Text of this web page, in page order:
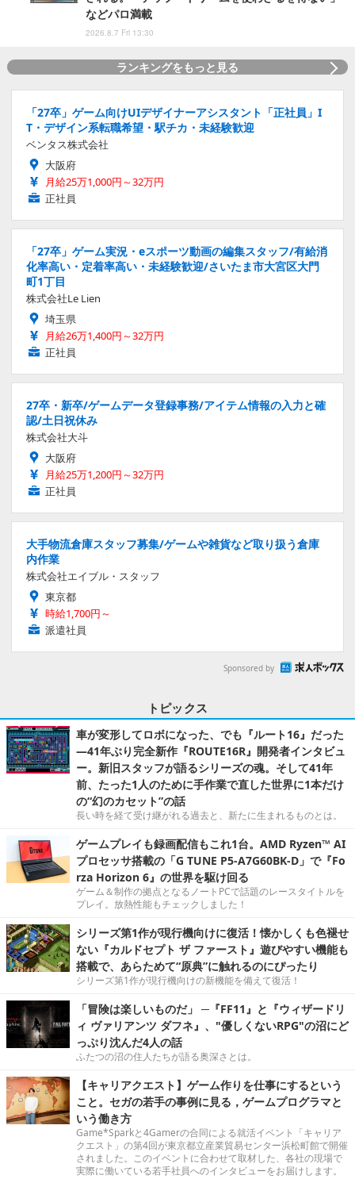
などパロ満載
2026.8.7 Fri 13:30
ランキングをもっと見る
「27卒」ゲーム向けUIデザイナーアシスタント「正社員」I
T・デザイン系転職希望・駅チカ・未経験歓迎
ベンタス株式会社
大阪府
月給25万1,000円～32万円
正社員
「27卒」ゲーム実況・eスポーツ動画の編集スタッフ/有給消
化率高い・定着率高い・未経験歓迎/さいたま市大宮区大門
町1丁目
株式会社Le Lien
埼玉県
月給26万1,400円～32万円
正社員
27卒・新卒/ゲームデータ登録事務/アイテム情報の入力と確
認/土日祝休み
株式会社大斗
大阪府
月給25万1,200円～32万円
正社員
大手物流倉庫スタッフ募集/ゲームや雑貨など取り扱う倉庫
内作業
株式会社エイブル・スタッフ
東京都
時給1,700円～
派遣社員
Sponsored by
トピックス
車が変形してロボになった、でも『ルート16』だった
―41年ぶり完全新作『ROUTE16R』開発者インタビュ
ー。新旧スタッフが語るシリーズの魂。そして41年
前、たった1人のために手作業で直した世界に1本だけ
の“幻のカセット”の話
長い時を経て受け継がれる過去と、新たに生まれるものとは。
ゲームプレイも録画配信もこれ1台。AMD Ryzen™ AI
プロセッサ搭載の「G TUNE P5-A7G60BK-D」で『Fo
rza Horizon 6』の世界を駆け回る
ゲーム＆制作の拠点となるノートPCで話題のレースタイトルを
プレイ。放熱性能もチェックしました！
シリーズ第1作が現行機向けに復活！懐かしくも色褪せ
ない『カルドセプト ザ ファースト』遊びやすい機能も
搭載で、あらためて“原典”に触れるのにぴったり
シリーズ第1作が現行機向けの新機能を備えて復活！
「冒険は楽しいものだ」 ─『FF11』と『ウィザードリ
ィ ヴァリアンツ ダフネ』、"優しくないRPG"の沼にど
っぷり沈んだ4人の話
ふたつの沼の住人たちが語る奥深さとは。
【キャリアクエスト】ゲーム作りを仕事にするという
こと。セガの若手の事例に見る，ゲームプログラマと
いう働き方
Game*Sparkと4Gamerの合同による就活イベント「キャリア
クエスト」の第4回が東京都立産業貿易センター浜松町館で開催
されました。このイベントに合わせて取材した、各社の現場で
実際に働いている若手社員へのインタビューをお届けします。